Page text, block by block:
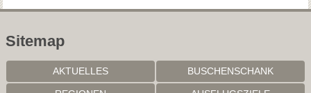
Sitemap
AKTUELLES BUSCHENSCHANK